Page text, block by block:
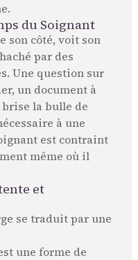
du Soignant
son côté, voit son
par des
Une question sur
un document à
la bulle de
à une
est contraint
même où il
et
se traduit par une
une forme de